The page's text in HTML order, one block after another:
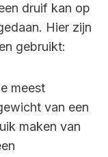
druif kan op
Hier zijn
gebruikt:
meest
van een
maken van